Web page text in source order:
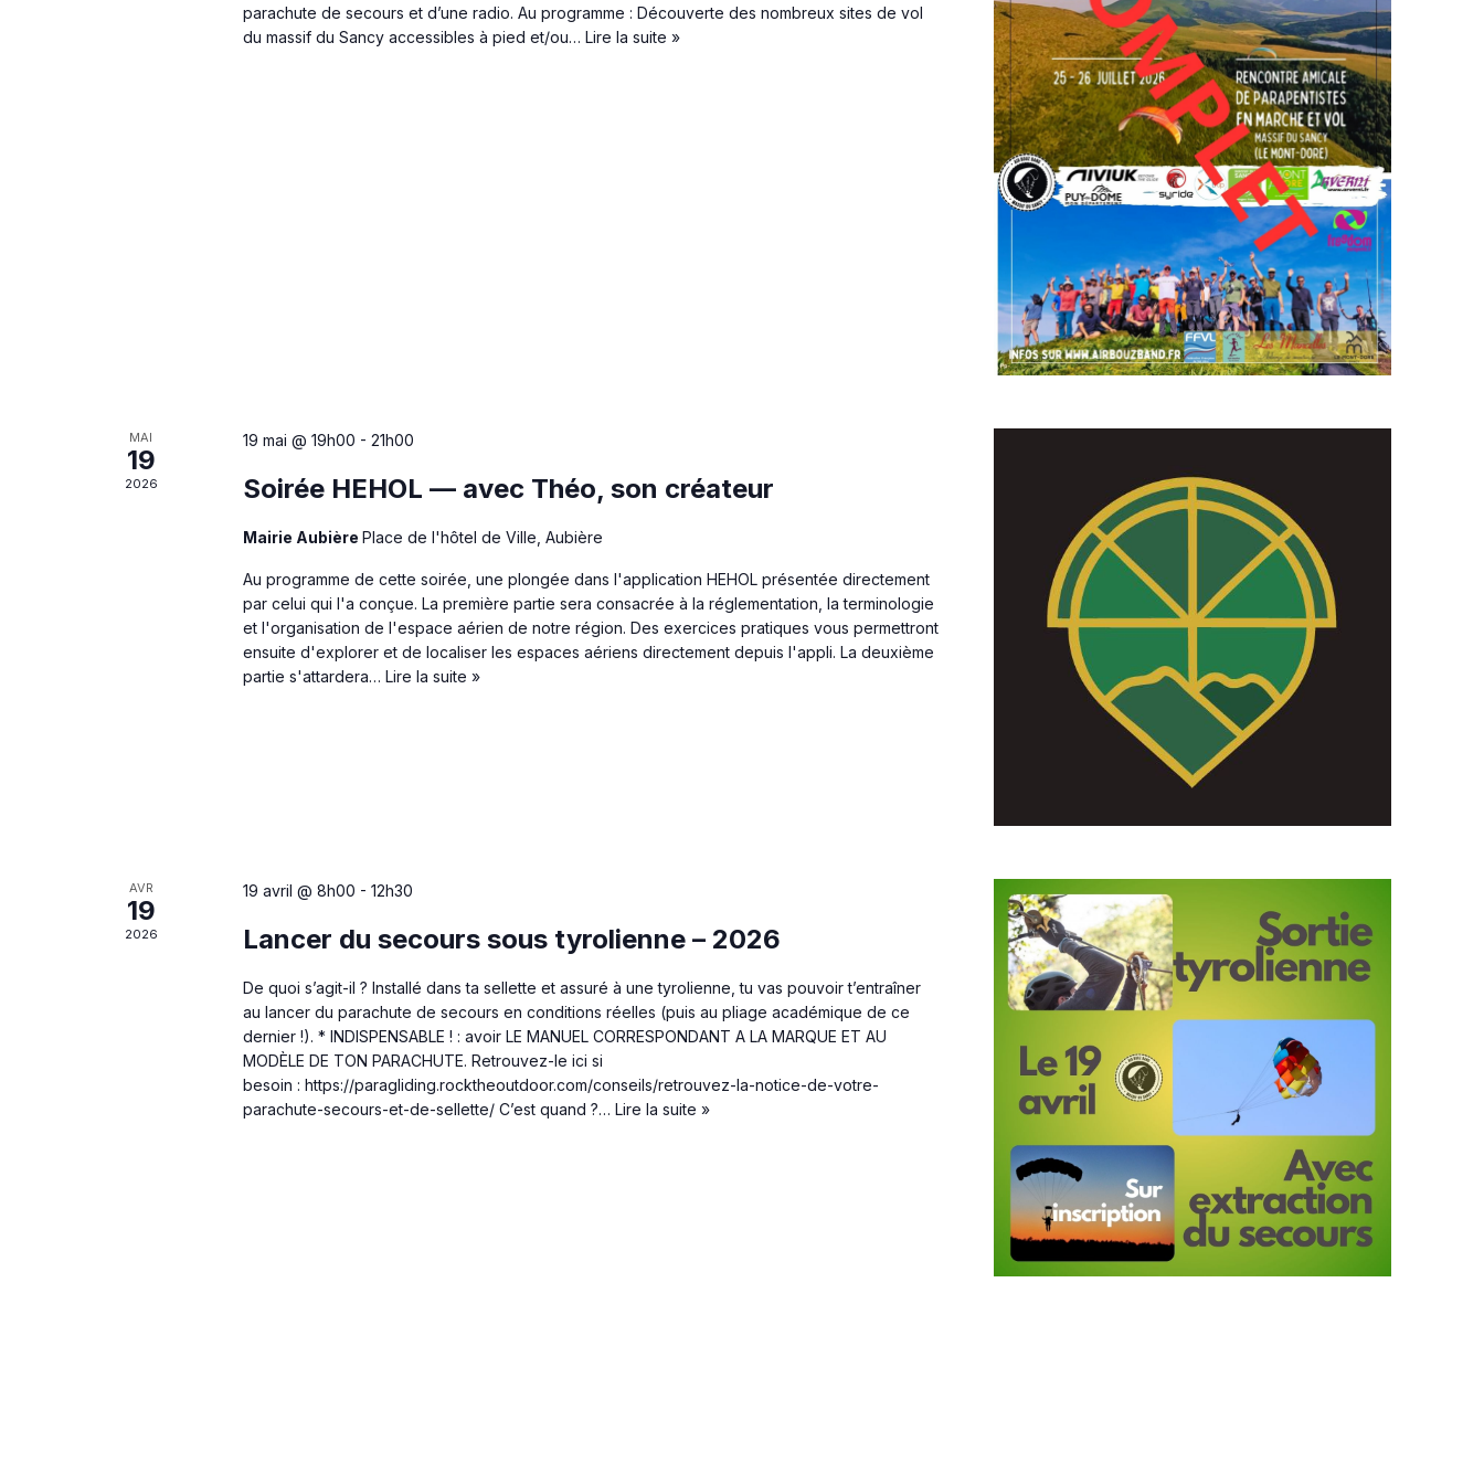
parachute de secours et d’une radio. Au programme : Découverte des nombreux sites de vol
du massif du Sancy accessibles à pied et/ou… Lire la suite »
MAI
19
2026
19 mai @ 19h00 - 21h00
Soirée HEHOL — avec Théo, son créateur
Mairie Aubière Place de l'hôtel de Ville, Aubière
Au programme de cette soirée, une plongée dans l'application HEHOL présentée directement
par celui qui l'a conçue. La première partie sera consacrée à la réglementation, la terminologie
et l'organisation de l'espace aérien de notre région. Des exercices pratiques vous permettront
ensuite d'explorer et de localiser les espaces aériens directement depuis l'appli. La deuxième
partie s'attardera… Lire la suite »
AVR
19
2026
19 avril @ 8h00 - 12h30
Lancer du secours sous tyrolienne – 2026
De quoi s’agit-il ? Installé dans ta sellette et assuré à une tyrolienne, tu vas pouvoir t’entraîner
au lancer du parachute de secours en conditions réelles (puis au pliage académique de ce
dernier !). * INDISPENSABLE ! : avoir LE MANUEL CORRESPONDANT A LA MARQUE ET AU
MODÈLE DE TON PARACHUTE. Retrouvez-le ici si
besoin : https://paragliding.rocktheoutdoor.com/conseils/retrouvez-la-notice-de-votre-
parachute-secours-et-de-sellette/ C’est quand ?… Lire la suite »